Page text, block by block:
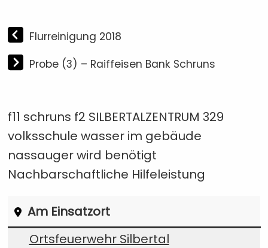
Flurreinigung 2018
Probe (3) – Raiffeisen Bank Schruns
f11 schruns f2 SILBERTALZENTRUM 329
volksschule wasser im gebäude
nassauger wird benötigt
Nachbarschaftliche Hilfeleistung
Am Einsatzort
Ortsfeuerwehr Silbertal